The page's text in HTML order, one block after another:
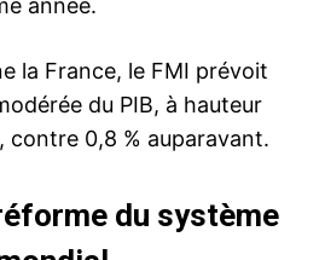
année.
la France, le FMI prévoit
du PIB, à hauteur
contre 0,8 % auparavant.
du système